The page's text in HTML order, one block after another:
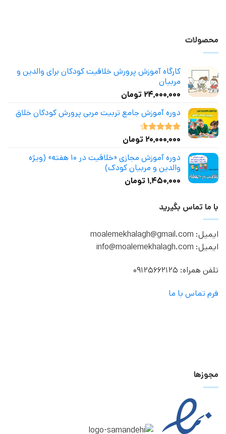
محصولات
کارگاه آموزش پرورش خلاقیت کودکان برای والدین و
مربیان
۲۴,۰۰۰,۰۰۰ تومان
دوره آموزش جامع تربیت مربی پرورش کودکان خلاق
نمره4.50
۲۰,۰۰۰,۰۰۰ تومان
دوره آموزش مجازی «خلاقیت در ۱۰ هفته» (ویژه
والدین و مربیان کودک)
۱,۴۵۰,۰۰۰ تومان
با ما تماس بگیرید
ایمیل: moalemekhalagh@gmail.com
ایمیل: info@moalemekhalagh.com
تلفن همراه: 09125662125
فرم تماس با ما
مجوزها